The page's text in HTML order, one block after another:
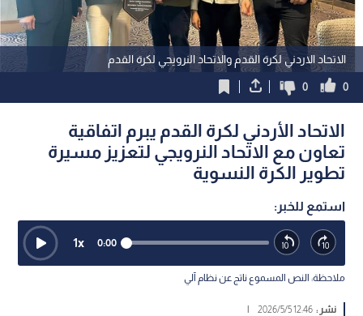
الاتحاد الاردني لكرة القدم والاتحاد النرويجي لكرة القدم
0
0
الاتحاد الأردني لكرة القدم يبرم اتفاقية
تعاون مع الاتحاد النرويجي لتعزيز مسيرة
تطوير الكرة النسوية
استمع للخبر:
0:00
1x
ملاحظة: النص المسموع ناتج عن نظام آلي
نشر :12:46 2026/5/5
|